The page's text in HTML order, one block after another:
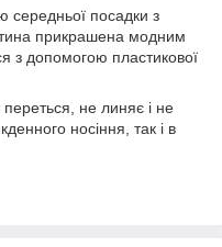
середньої посадки з
прикрашена модним
з допомогою пластикової
переться, не линяє і не
носіння, так і в